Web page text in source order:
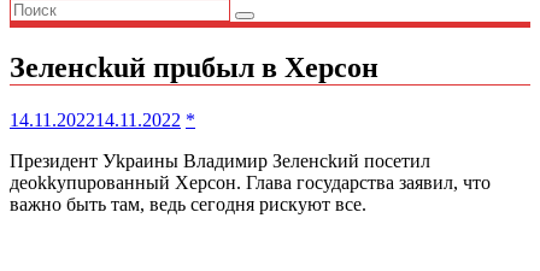
Зеленсkuй прuбыл в Хеpсон
14.11.202214.11.2022 *
Президент Уkраины Владимир Зеленсkий посетил
деоkkупuрованный Херсон. Глава государства заявил, что
важно быть там, ведь сегодня рискуют все.